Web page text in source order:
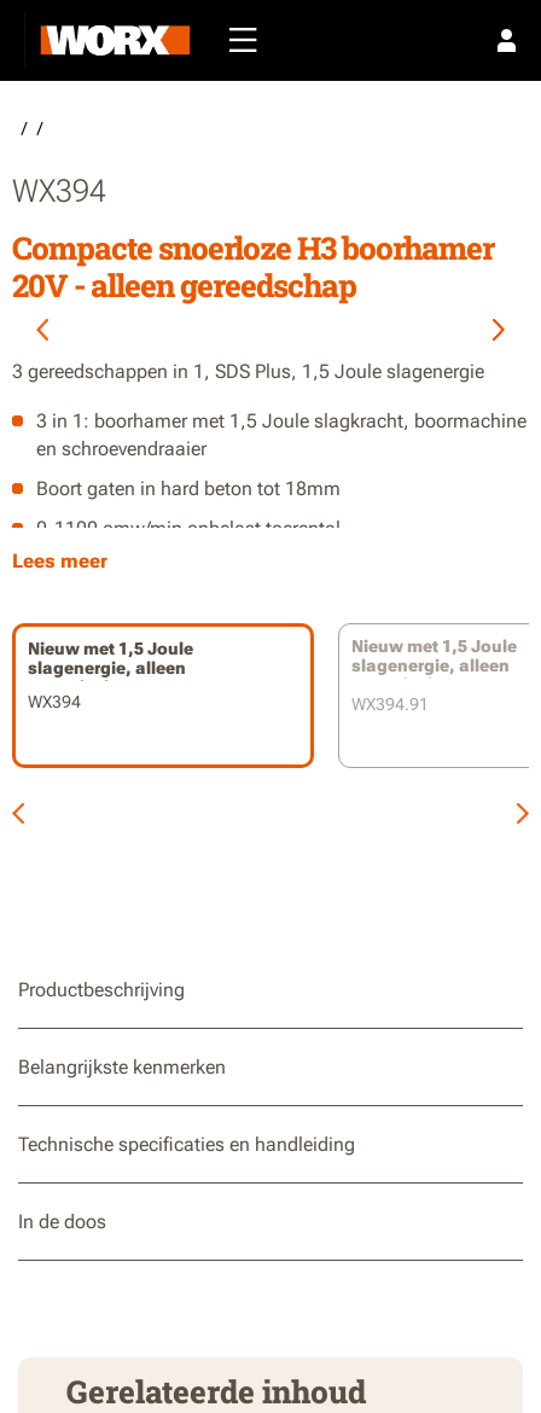
/ /
WX394
Compacte snoerloze H3 boorhamer
20V - alleen gereedschap
3 gereedschappen in 1, SDS Plus, 1,5 Joule slagenergie
3 in 1: boorhamer met 1,5 Joule slagkracht, boormachine
en schroevendraaier
Boort gaten in hard beton tot 18mm
0-1100 omw/min onbelast toerental
Compatibel met SDS Plus bits voor maximale
Onderdeel van het Worx PowerShare accu-platform
Lees meer
Nieuw met 1,5 Joule
slagenergie, alleen
gereedschap
WX394
Nieuw met 1,5 Joule
slagenergie, alleen
gereedschap
WX394.91
Productbeschrijving
Belangrijkste kenmerken
Technische specificaties en handleiding
In de doos
Gerelateerde inhoud